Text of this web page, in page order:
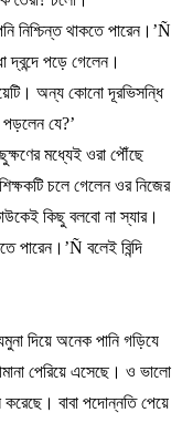
নিশ্চিন্ত থাকতে পারেন। ’Ñ
দ্বন্দে পড়ে গেলেন।
অন্য কোনো দূরভিসন্ধি
পড়লেন যে?’
মধ্যেই ওরা পৌঁছে
শিক্ষকটি চলে গেলেন ওর নিজের
কিছু বলবো না স্যার।
পারেন। ’Ñ বলেই বিন্দি
দিয়ে অনেক পানি গড়িযে
পেরিয়ে এসেছে। ও ভালো
করেছে। বাবা পদোন্নতি পেয়ে